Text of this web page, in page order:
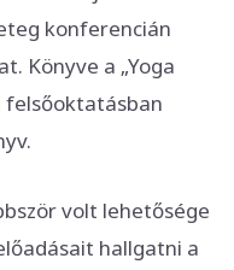
konferencián
Könyve a „Yoga
felsőoktatásban
volt lehetősége
hallgatni a